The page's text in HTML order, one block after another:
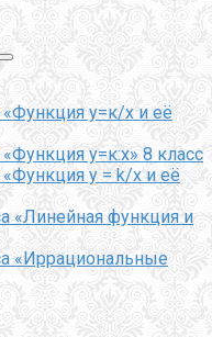
«Функция у=к/х и её
у=к:х» 8 класс
«Функция y = k/x и её
«Линейная функция и
«Иррациональные